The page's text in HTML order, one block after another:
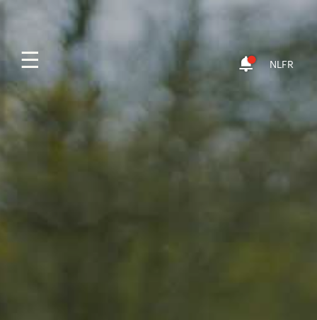
☰ NLFR